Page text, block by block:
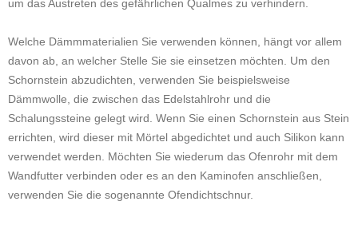
um das Austreten des gefährlichen Qualmes zu verhindern.
Welche Dämmmaterialien Sie verwenden können, hängt vor allem
davon ab, an welcher Stelle Sie sie einsetzen möchten. Um den
Schornstein abzudichten, verwenden Sie beispielsweise
Dämmwolle, die zwischen das Edelstahlrohr und die
Schalungssteine gelegt wird. Wenn Sie einen Schornstein aus Stein
errichten, wird dieser mit Mörtel abgedichtet und auch Silikon kann
verwendet werden. Möchten Sie wiederum das Ofenrohr mit dem
Wandfutter verbinden oder es an den Kaminofen anschließen,
verwenden Sie die sogenannte Ofendichtschnur.